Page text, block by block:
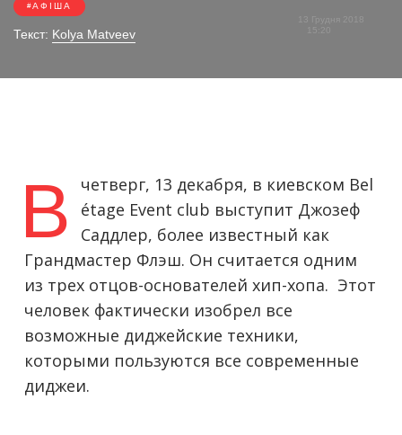
АФІША
Текст: Kolya Matveev
13 Грудня 2018
В
четверг, 13 декабря, в киевском Bel
étage Event club выступит Джозеф
Саддлер, более известный как
Грандмастер Флэш. Он считается одним
из трех отцов-основателей хип-хопа. Этот
человек фактически изобрел все
возможные диджейские техники,
которыми пользуются все современные
диджеи.